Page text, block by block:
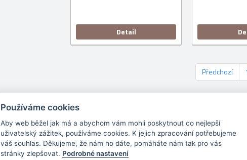
Detail
Předchozí
Seznam umělců Obchodní podmínky O nás
Copyright © 2026
Používáme cookies
Aby web běžel jak má a abychom vám mohli poskytnout co nejlepší
uživatelský zážitek, používáme cookies. K jejich zpracování potřebujeme
váš souhlas. Děkujeme, že nám ho dáte, pomáháte nám tak pro vás
stránky zlepšovat. Podrobné nastavení